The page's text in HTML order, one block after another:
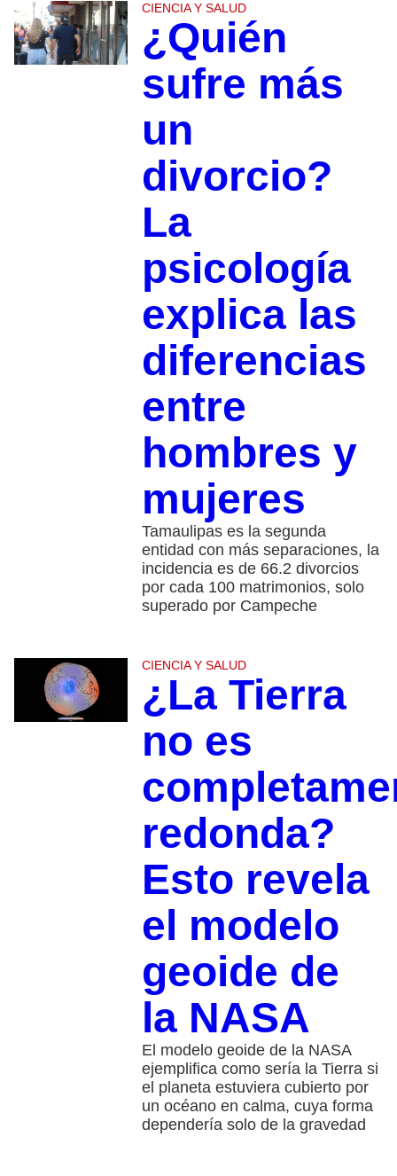
CIENCIA Y SALUD
¿Quién
sufre más
un
divorcio?
La
psicología
explica las
diferencias
entre
hombres y
mujeres
Tamaulipas es la segunda
entidad con más separaciones, la
incidencia es de 66.2 divorcios
por cada 100 matrimonios, solo
superado por Campeche
CIENCIA Y SALUD
¿La Tierra
no es
redonda?
Esto revela
el modelo
geoide de
la NASA
El modelo geoide de la NASA
ejemplifica como sería la Tierra si
el planeta estuviera cubierto por
un océano en calma, cuya forma
dependería solo de la gravedad